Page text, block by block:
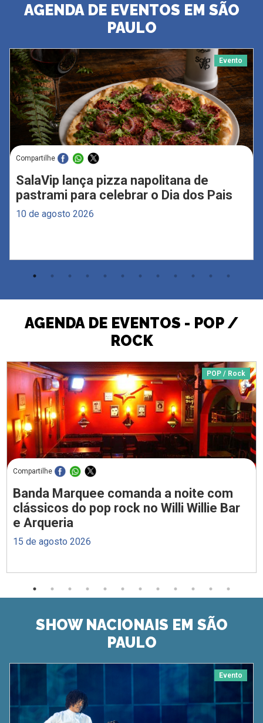
AGENDA DE EVENTOS EM SÃO
PAULO
Evento
Compartilhe
SalaVip lança pizza napolitana de
pastrami para celebrar o Dia dos Pais
10 de agosto 2026
AGENDA DE EVENTOS - POP /
ROCK
POP / Rock
Compartilhe
Banda Marquee comanda a noite com
clássicos do pop rock no Willi Willie Bar
e Arqueria
15 de agosto 2026
SHOW NACIONAIS EM SÃO
PAULO
Evento